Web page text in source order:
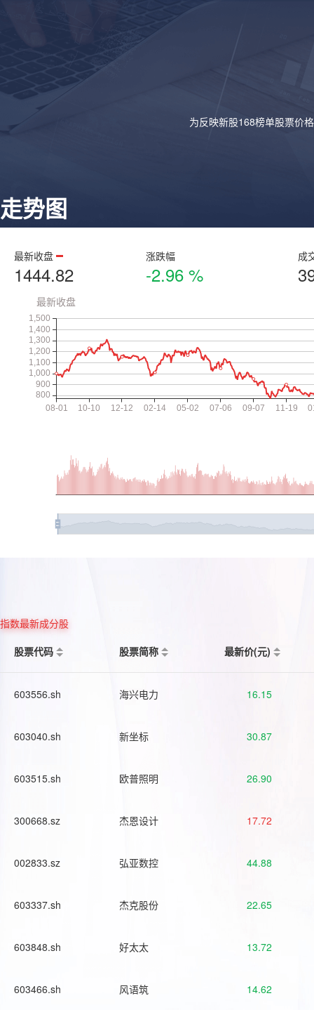
为反映新股168榜单股票价
走势图
最新收盘
1444.82
涨跌幅
-2.96 %
成
指数最新成分股
股票代码
股票简称 最新价(元)
603556.sh 海兴电力 16.15
603040.sh 新坐标 30.87
603515.sh 欧普照明 26.90
300668.sz 杰恩设计 17.72
002833.sz 弘亚数控 44.88
603337.sh 杰克股份 22.65
603848.sh 好太太 13.72
603466.sh 风语筑 14.62